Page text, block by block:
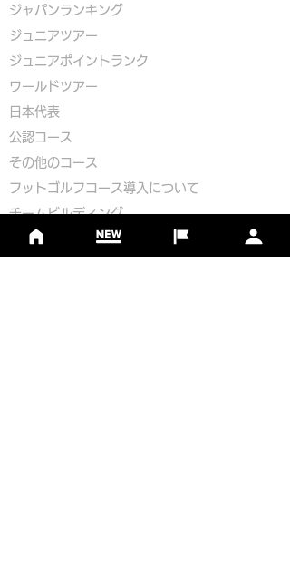
ジャパンランキング
ジュニアツアー
ジュニアポイントランク
​ワールドツアー
​​日本代表
公認コース
​その他のコース
​ フットゴルフコース導入について
​チームビルディング
選手登録​